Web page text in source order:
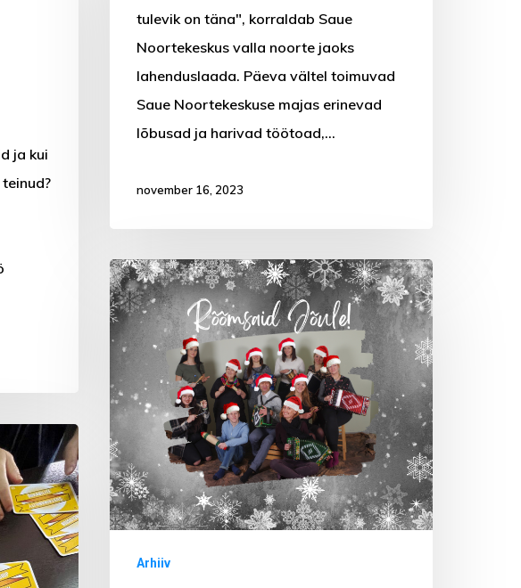
tulevik on täna", korraldab Saue
Noortekeskus valla noorte jaoks
lahenduslaada. Päeva vältel toimuvad
Saue Noortekeskuse majas erinevad
lõbusad ja harivad töötoad,…
november 16, 2023
ja kui
Imelist
jõuluaega
Arhiiv